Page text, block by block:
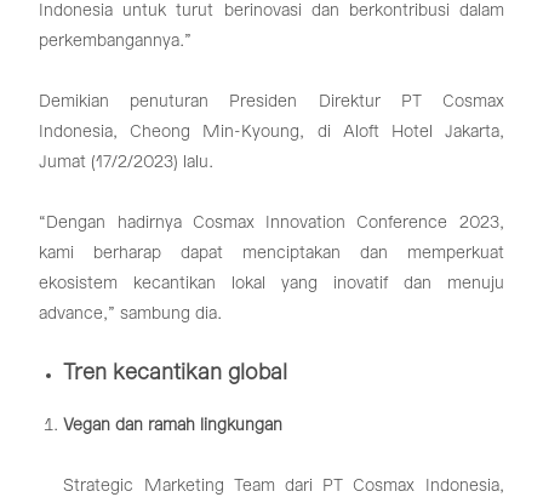
Indonesia untuk turut berinovasi dan berkontribusi dalam
perkembangannya.”
Demikian penuturan Presiden Direktur PT Cosmax
Indonesia, Cheong Min-Kyoung, di Aloft Hotel Jakarta,
Jumat (17/2/2023) lalu.
“Dengan hadirnya Cosmax Innovation Conference 2023,
kami berharap dapat menciptakan dan memperkuat
ekosistem kecantikan lokal yang inovatif dan menuju
advance,” sambung dia.
Tren kecantikan global
Vegan dan ramah lingkungan
Strategic Marketing Team dari PT Cosmax Indonesia,